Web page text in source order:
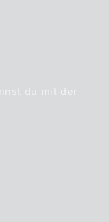
du mit der